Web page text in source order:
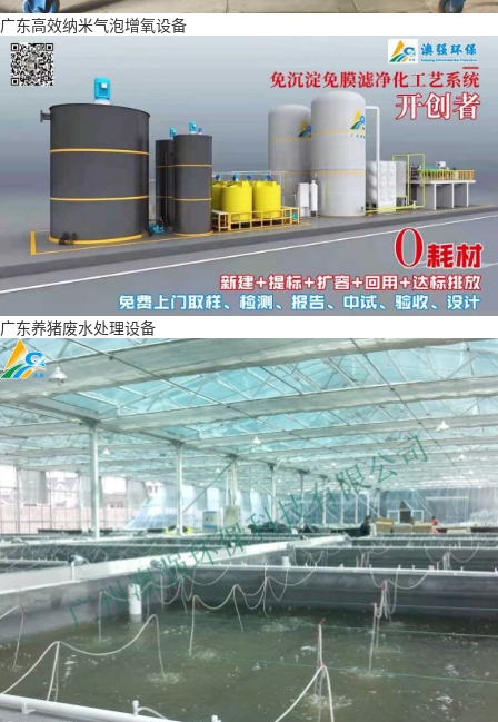
广东高效纳米气泡增氧设备
广东养猪废水处理设备